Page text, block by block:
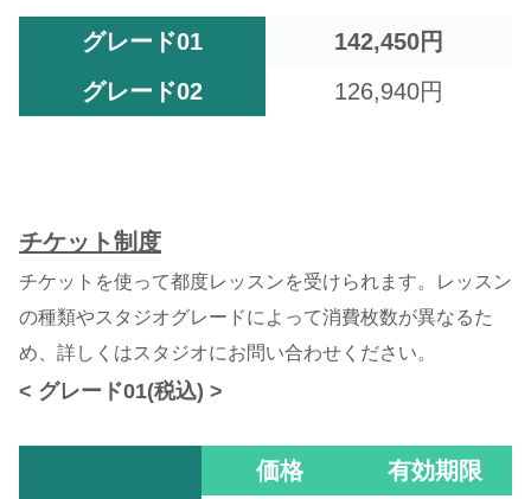
グレード01
142,450円
グレード02
126,940円
チケット制度
チケットを使って都度レッスンを受けられます。レッスン
の種類やスタジオグレードによって消費枚数が異なるた
め、詳しくはスタジオにお問い合わせください。
< グレード01(税込) >
価格 有効期限